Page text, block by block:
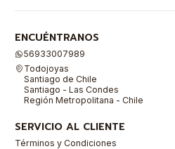
ENCUÉNTRANOS
56933007989
Todojoyas
Santiago de Chile
Santiago - Las Condes
Región Metropolitana - Chile
SERVICIO AL CLIENTE
Términos y Condiciones